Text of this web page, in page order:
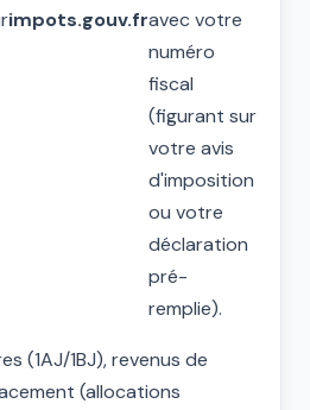
impots.gouv.fravec votre
numéro
fiscal
(figurant sur
votre avis
d'imposition
ou votre
déclaration
pré-
remplie).
(1AJ/1BJ), revenus de
(allocations